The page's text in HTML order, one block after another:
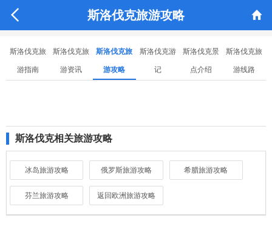
 斯洛伐克旅游攻略 
斯洛伐克旅
游指南
斯洛伐克旅
游资讯
斯洛伐克旅
游攻略
斯洛伐克游
记
斯洛伐克景
点介绍
斯洛伐克旅
游线路
斯洛伐克相关旅游攻略
冰岛旅游攻略 俄罗斯旅游攻略 希腊旅游攻略
芬兰旅游攻略 返回欧洲旅游攻略